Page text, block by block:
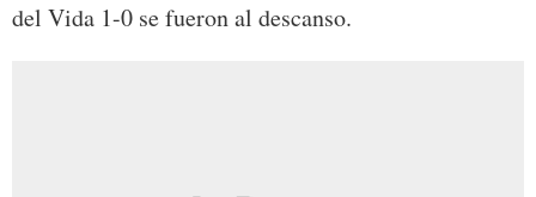
del Vida 1-0 se fueron al descanso.